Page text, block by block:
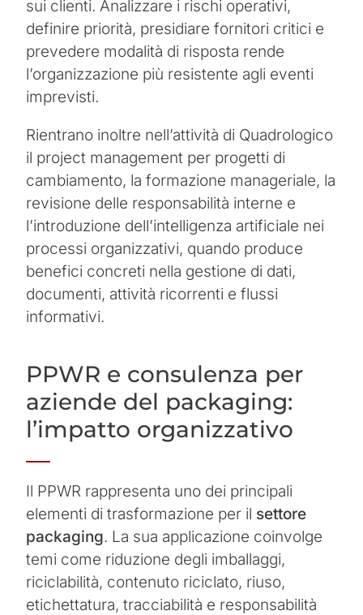
sui clienti. Analizzare i rischi operativi,
definire priorità, presidiare fornitori critici e
prevedere modalità di risposta rende
l’organizzazione più resistente agli eventi
imprevisti.
Rientrano inoltre nell’attività di Quadrologico
il project management per progetti di
cambiamento, la formazione manageriale, la
revisione delle responsabilità interne e
l’introduzione dell’intelligenza artificiale nei
processi organizzativi, quando produce
benefici concreti nella gestione di dati,
documenti, attività ricorrenti e flussi
informativi.
PPWR e consulenza per
aziende del packaging:
l’impatto organizzativo
Il PPWR rappresenta uno dei principali
elementi di trasformazione per il settore
packaging. La sua applicazione coinvolge
temi come riduzione degli imballaggi,
riciclabilità, contenuto riciclato, riuso,
etichettatura, tracciabilità e responsabilità